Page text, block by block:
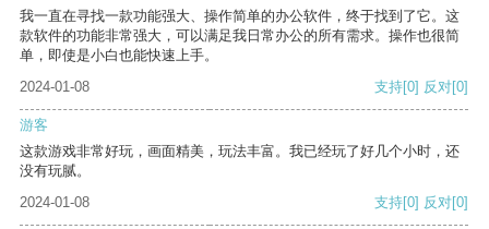
我一直在寻找一款功能强大、操作简单的办公软件，终于找到了它。这
款软件的功能非常强大，可以满足我日常办公的所有需求。操作也很简
单，即使是小白也能快速上手。
2024-01-08
支持[0] 反对[0]
游客
这款游戏非常好玩，画面精美，玩法丰富。我已经玩了好几个小时，还
没有玩腻。
2024-01-08
支持[0] 反对[0]